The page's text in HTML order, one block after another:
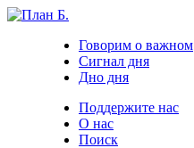
Говорим о важном
Сигнал дня
Дно дня
Поддержите нас
О нас
Поиск